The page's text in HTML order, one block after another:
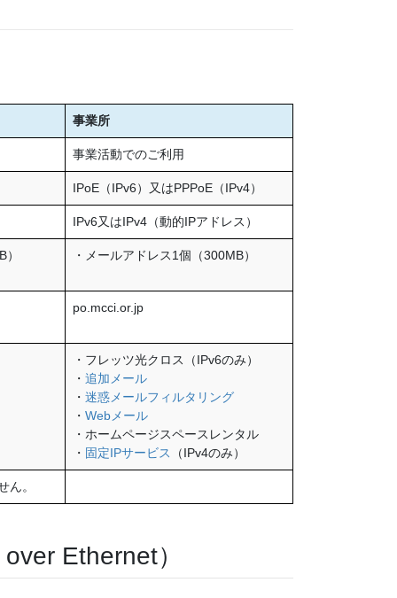
事業所
事業活動でのご利用
IPoE（IPv6）又はPPPoE（IPv4）
IPv6又はIPv4（動的IPアドレス）
・メールアドレス1個（300MB）
po.mcci.or.jp
・フレッツ光クロス（IPv6のみ）
・ 追加メール
・ 迷惑メールフィルタリング
・ Webメール
・ホームページスペースレンタル
・ 固定IPサービス （IPv4のみ）
ん。
Ethernet）